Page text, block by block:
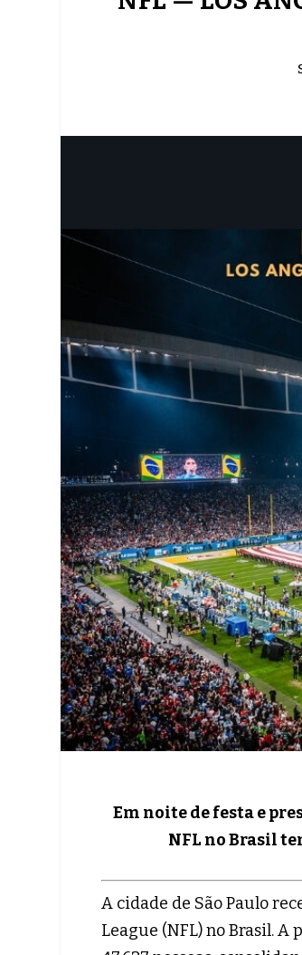
Em noite de festa e
NFL no Brasil
A cidade de São Paulo
League (NFL) no Brasil.